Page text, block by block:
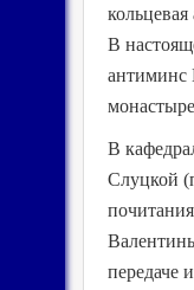
В
антиминс
В
Слуцкой
передаче